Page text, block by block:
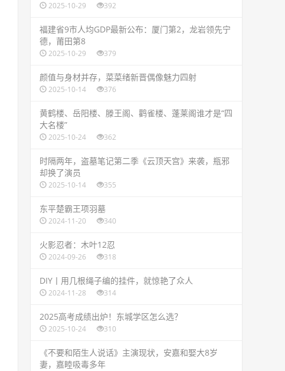
2025-10-29 392
​福建省9市人均GDP最新公布：厦门第2，龙岩领先宁
德，莆田第8
2025-10-29 379
​颜值与身材并存，菜菜绪新晋偶像魅力四射
2025-10-14 376
黄鹤楼、岳阳楼、滕王阁、鹳雀楼、蓬莱阁谁才是“四
大名楼”
2025-10-24 362
​时隔两年，盗墓笔记第二季《云顶天宫》来袭，瓶邪
却换了演员
2025-10-14 355
​东平楚霸王项羽墓
2024-11-20 340
​火影忍者：木叶12忍
2024-09-26 318
​DIY丨用几根绳子编的挂件，就惊艳了众人
2024-11-28 314
2025高考成绩出炉！东城学区怎么选？
2025-10-24 310
​《不要和陌生人说话》主演现状，安嘉和娶大8岁
妻，嘉睦吸毒多年